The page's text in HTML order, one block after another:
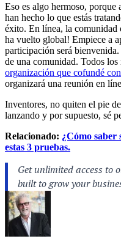
Eso es algo hermoso, porque
han hecho lo que estás
éxito. En línea, la comunidad
ha vuelto global! Empiece a
participación será
de una comunidad. Todos los
organización que cofundé
organizará una reunión en
Inventores, no quiten el pie
lanzando y por supuesto, sé
Relacionado: ¿Cómo saber
estas 3 pruebas.